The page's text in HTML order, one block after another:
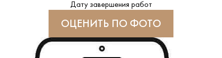
Дату завершения работ
ОЦЕНИТЬ ПО ФОТО